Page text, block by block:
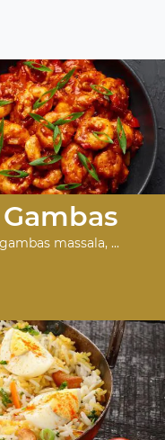
massala, ...